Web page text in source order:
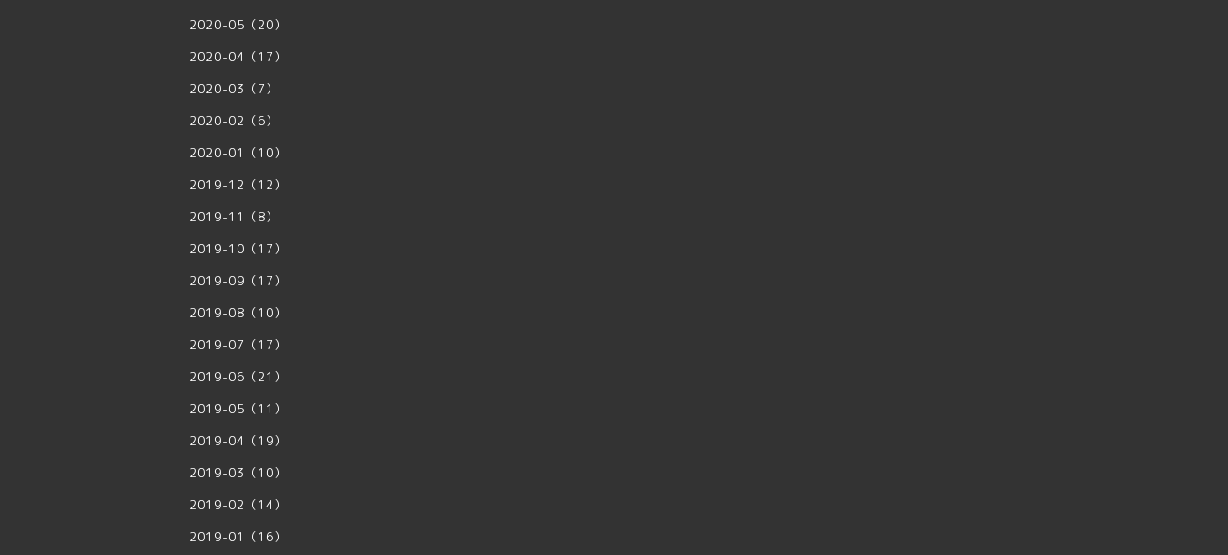
2020-05（20）
2020-04（17）
2020-03（7）
2020-02（6）
2020-01（10）
2019-12（12）
2019-11（8）
2019-10（17）
2019-09（17）
2019-08（10）
2019-07（17）
2019-06（21）
2019-05（11）
2019-04（19）
2019-03（10）
2019-02（14）
2019-01（16）